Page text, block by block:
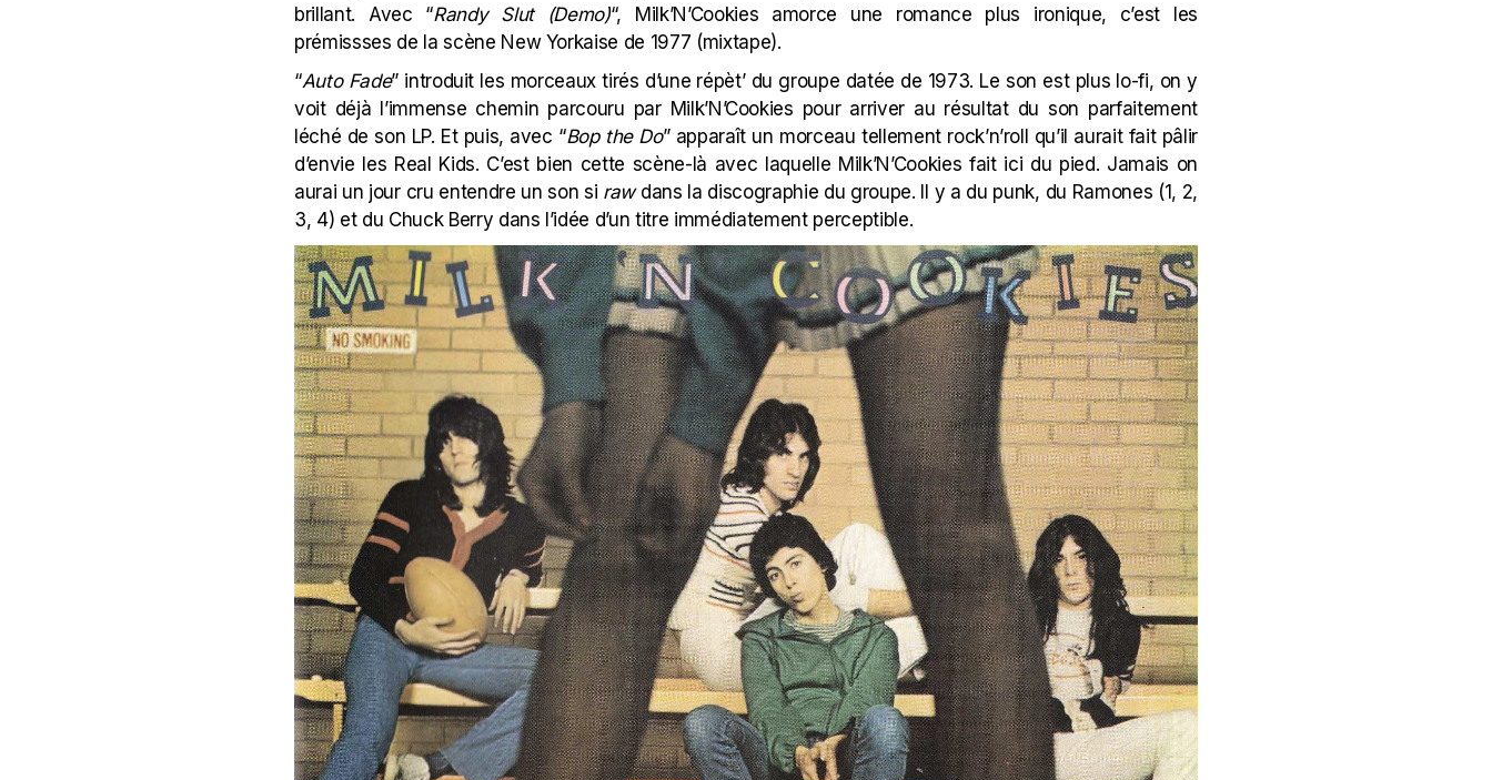
brillant. Avec “Randy Slut (Demo)“, Milk’N’Cookies amorce une romance plus ironique, c’est les
prémissses de la scène New Yorkaise de 1977 (mixtape).
“Auto Fade” introduit les morceaux tirés d’une répèt’ du groupe datée de 1973. Le son est plus lo-fi, on y
voit déjà l’immense chemin parcouru par Milk’N’Cookies pour arriver au résultat du son parfaitement
léché de son LP. Et puis, avec “Bop the Do” apparaît un morceau tellement rock’n’roll qu’il aurait fait pâlir
d’envie les Real Kids. C’est bien cette scène-là avec laquelle Milk’N’Cookies fait ici du pied. Jamais on
aurai un jour cru entendre un son si rawdans la discographie du groupe. Il y a du punk, du Ramones (1, 2,
3, 4) et du Chuck Berry dans l’idée d’un titre immédiatement perceptible.